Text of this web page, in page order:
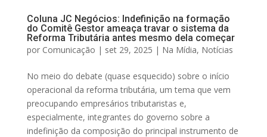
Coluna JC Negócios: Indefinição na formação
do Comitê Gestor ameaça travar o sistema da
Reforma Tributária antes mesmo dela começar
por Comunicação | set 29, 2025 | Na Mídia, Notícias
No meio do debate (quase esquecido) sobre o início
operacional da reforma tributária, um tema que vem
preocupando empresários tributaristas e,
especialmente, integrantes do governo sobre a
indefinição da composição do principal instrumento de